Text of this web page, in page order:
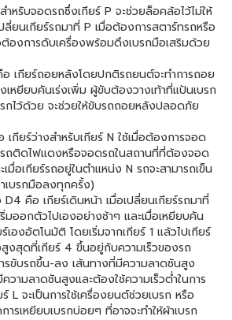
ำหรับจอดรถซึ่งเกียร์ P จะช่วยล็อคล้อไว้ไม่ให้
ลี่ยนเกียร์รถมาที่ P เมื่อต้องการสตาร์ทรถหรือ
องการดับเครื่องพร้อมดึงเบรกมือเสริมด้วย
เกียร์ถอยหลังโดยปกติรถยนต์จะทำการถอย
หยียบคันเร่งเพิ่ม ผู้ขับต้องวางเท้าที่แป้นเบรก
กไว้ด้วย จะช่วยให้ขับรถถอยหลังปลอดภัย
เกียร์ว่างสำหรับเกียร์ N ใช้เมื่อต้องการจอด
รถติดไฟแดงหรือจอดรถในสถานที่ที่ต้องจอด
มื่อเกียร์รถอยู่ในตำแหน่ง N รถจะสามารถเข็น
เบรกมือลงทุกครั้ง)
D4 คือ เกียร์เดินหน้า เมื่อเปลี่ยนเกียร์รถมาที่
มออกตัวไปเองอย่างช้าๆ และเมื่อเหยียบคัน
ร์เองอัตโนมัติ โดยเริ่มจากเกียร์ 1 แล้วไปเกียร์
งสุดที่เกียร์ 4 ขึ้นอยู่กับความเร็วของรถ
รขับรถขึ้น-ลง เส้นทางที่มีความลาดชันสูง
ามลาดชันสูงและต้องใช้ความเร็วต่ำในการ
L จะเป็นการใช้เครื่องยนต์ช่วยเบรก หรือ
รเหยียบเบรกบ่อยๆ ที่อาจจะทำให้ผ้าเบรก